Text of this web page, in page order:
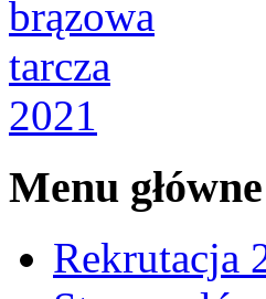
Menu główne
Rekrutacja